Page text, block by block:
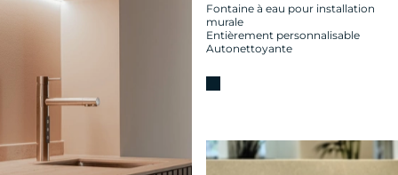
Fontaine à eau pour installation
murale
Entièrement personnalisable
Autonettoyante